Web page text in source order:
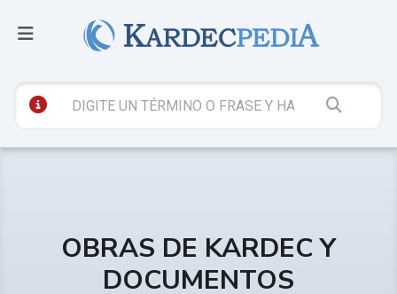
OBRAS DE KARDEC Y
DOCUMENTOS